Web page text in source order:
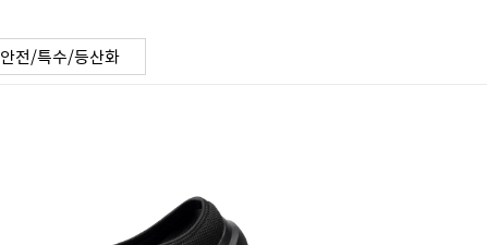
안전/특수/등산화